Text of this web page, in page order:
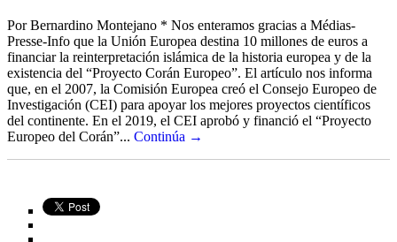
Por Bernardino Montejano * Nos enteramos gracias a Médias-
Presse-Info que la Unión Europea destina 10 millones de euros a
financiar la reinterpretación islámica de la historia europea y de la
existencia del “Proyecto Corán Europeo”. El artículo nos informa
que, en el 2007, la Comisión Europea creó el Consejo Europeo de
Investigación (CEI) para apoyar los mejores proyectos científicos
del continente. En el 2019, el CEI aprobó y financió el “Proyecto
Europeo del Corán”... Continúa →